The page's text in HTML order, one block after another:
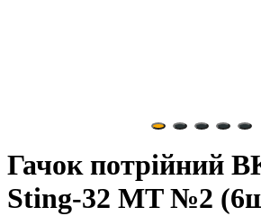
Гачок потрійний
Sting-32 MT №2